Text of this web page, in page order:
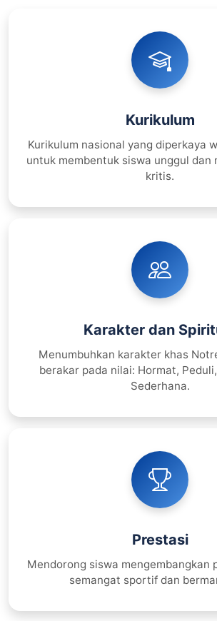
Kurikulum
Kurikulum nasional yang diperkaya
untuk membentuk siswa unggul dan
kritis.
Karakter dan
Menumbuhkan karakter khas
berakar pada nilai: Hormat,
Sederhana.
Prestasi
Mendorong siswa mengembangkan
semangat sportif dan